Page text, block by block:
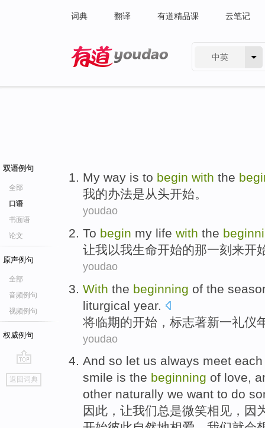
词典 翻译 有道精品课 云笔记
中英
双语例句
全部
口语
书面语
论文
原声例句
全部
音频例句
视频例句
权威例句
go
top
返回词典
My way is to begin with the
我的办法是从头开始。
youdao
To begin my life with the
让我以我生命开始的那一刻来开
youdao
With the beginning of the
liturgical year.
将临期的开始 ，标志著新一礼仪
youdao
And so let us always meet
smile is the beginning of love,
other naturally we want to do
因此 ， 让我们总是微笑相见 ， 因